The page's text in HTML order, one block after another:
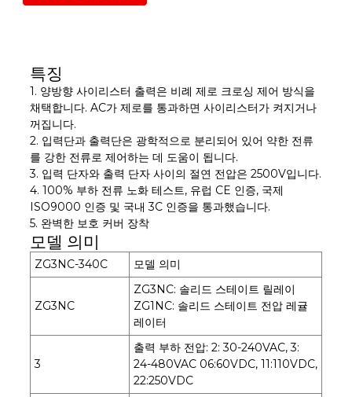
특징
1. 양방향 사이리스터 출력은 비례 제로 크로싱 제어 방식을
채택합니다. AC가 제로를 통과하면 사이리스터가 켜지거나
꺼집니다.
2. 입력단과 출력단은 광학적으로 분리되어 있어 약한 전류
를 강한 전류로 제어하는 ​​데 도움이 됩니다.
3. 입력 단자와 출력 단자 사이의 절연 전압은 2500V입니다.
4. 100% 부하 전류 노화 테스트, 유럽 CE 인증, 국제
ISO9000 인증 및 국내 3C 인증을 통과했습니다.
5. 완벽한 보호 커버 장착
모델 의미
ZG3NC-340C 모델 의미
ZG3NC
ZG3NC: 솔리드 스테이트 릴레이
ZG1NC: 솔리드 스테이트 전압 레귤
레이터
3
출력 부하 전압: 2: 30-240VAC, 3:
24-480VAC 06:60VDC, 11:110VDC,
22:250VDC